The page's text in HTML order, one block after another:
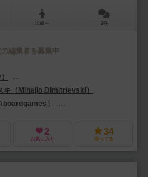
10歳～ 2件
編集者を募集中
キ（Mihajlo Dimitrievski）
）
2
お気に入り
34
持ってる